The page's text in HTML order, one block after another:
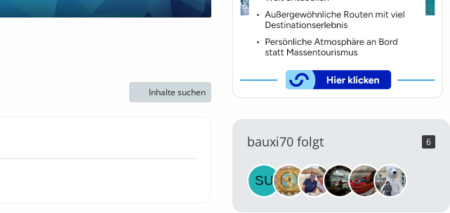
Inhalte suchen
bauxi70 folgt 6